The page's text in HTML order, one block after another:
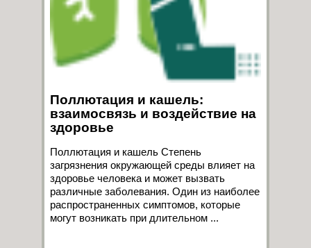
Поллютация и кашель:
взаимосвязь и воздействие на
здоровье
Поллютация и кашель Степень
загрязнения окружающей среды влияет на
здоровье человека и может вызвать
различные заболевания. Один из наиболее
распространенных симптомов, которые
могут возникать при длительном ...